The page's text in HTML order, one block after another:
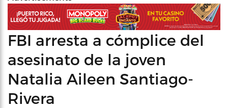
FBI arresta a cómplice del
asesinato de la joven
Natalia Aileen Santiago-
Rivera